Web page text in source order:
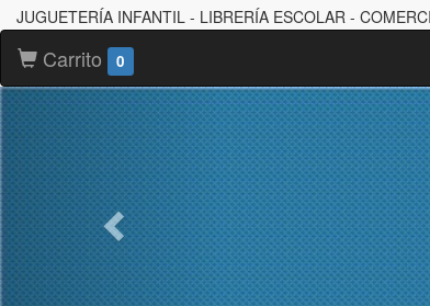
JUGUETERÍA INFANTIL - LIBRERÍA ESCOLAR -
Carrito 0